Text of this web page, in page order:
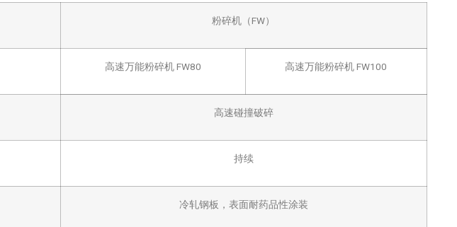
粉碎机（FW）
高速万能粉碎机 FW80 高速万能粉碎机 FW100
高速碰撞破碎
持续
冷轧钢板，表面耐药品性涂装